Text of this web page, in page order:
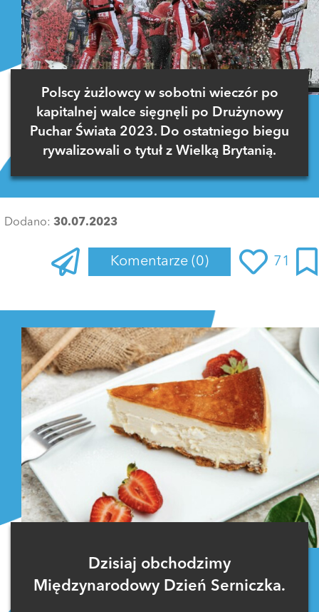
Polscy żużlowcy w sobotni wieczór po
kapitalnej walce sięgnęli po Drużynowy
Puchar Świata 2023. Do ostatniego biegu
rywalizowali o tytuł z Wielką Brytanią.
Dodano: 30.07.2023
Komentarze (0) 71
Dzisiaj obchodzimy
Międzynarodowy Dzień Serniczka.